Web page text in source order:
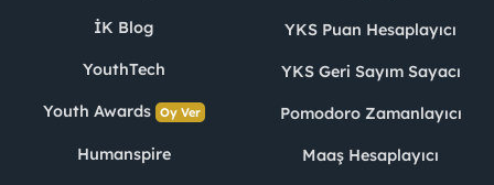
İK Blog
YouthTech
Youth Awards Oy Ver
Humanspire
YKS Puan Hesaplayıcı
YKS Geri Sayım Sayacı
Pomodoro Zamanlayıcı
Maaş Hesaplayıcı